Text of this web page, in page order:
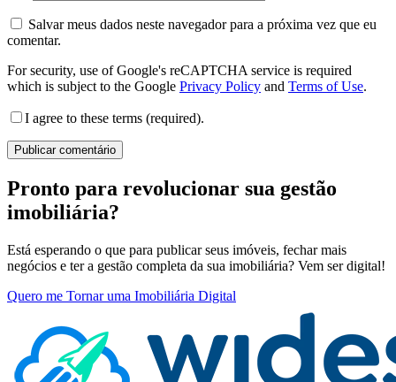
Salvar meus dados neste navegador para a próxima vez que eu
comentar.
For security, use of Google's reCAPTCHA service is required
which is subject to the Google Privacy Policy and Terms of Use.
I agree to these terms (required).
Pronto para revolucionar sua gestão
imobiliária?
Está esperando o que para publicar seus imóveis, fechar mais
negócios e ter a gestão completa da sua imobiliária? Vem ser digital!
Quero me Tornar uma Imobiliária Digital